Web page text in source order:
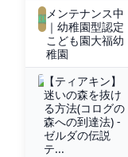
メンテナンス中
｜幼稚園型認定
こども園大福幼
稚園
【ティアキン】
迷いの森を抜け
る方法(コログの
森への到達法) -
ゼルダの伝説
テ...